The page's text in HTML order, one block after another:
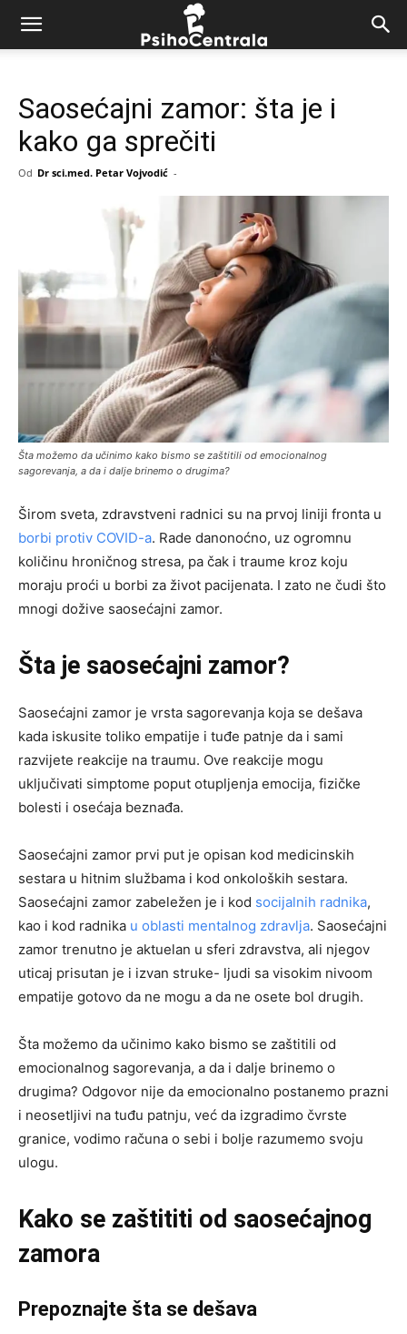
Saosećajni zamor: šta je i
kako ga sprečiti
Od Dr sci.med. Petar Vojvodić -
Šta možemo da učinimo kako bismo se zaštitili od emocionalnog
sagorevanja, a da i dalje brinemo o drugima?
Širom sveta, zdravstveni radnici su na prvoj liniji fronta u
borbi protiv COVID-a. Rade danonoćno, uz ogromnu
količinu hroničnog stresa, pa čak i traume kroz koju
moraju proći u borbi za život pacijenata. I zato ne čudi što
mnogi dožive saosećajni zamor.
Šta je saosećajni zamor?
Saosećajni zamor je vrsta sagorevanja koja se dešava
kada iskusite toliko empatije i tuđe patnje da i sami
razvijete reakcije na traumu. Ove reakcije mogu
uključivati simptome poput otupljenja emocija, fizičke
bolesti i osećaja beznađa.
Saosećajni zamor prvi put je opisan kod medicinskih
sestara u hitnim službama i kod onkoloških sestara.
Saosećajni zamor zabeležen je i kod socijalnih radnika,
kao i kod radnika u oblasti mentalnog zdravlja. Saosećajni
zamor trenutno je aktuelan u sferi zdravstva, ali njegov
uticaj prisutan je i izvan struke- ljudi sa visokim nivoom
empatije gotovo da ne mogu a da ne osete bol drugih.
Šta možemo da učinimo kako bismo se zaštitili od
emocionalnog sagorevanja, a da i dalje brinemo o
drugima? Odgovor nije da emocionalno postanemo prazni
i neosetljivi na tuđu patnju, već da izgradimo čvrste
granice, vodimo računa o sebi i bolje razumemo svoju
ulogu.
Kako se zaštititi od saosećajnog
zamora
Prepoznajte šta se dešava